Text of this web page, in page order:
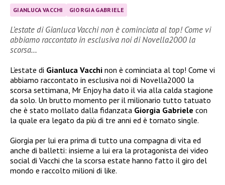
GIANLUCA VACCHI GIORGIA GABRIELE
L’estate di Gianluca Vacchi non è cominciata al top! Come vi
abbiamo raccontato in esclusiva noi di Novella2000 la
scorsa…
L’estate di Gianluca Vacchi non è cominciata al top! Come vi
abbiamo raccontato in esclusiva noi di Novella2000 la
scorsa settimana, Mr Enjoy ha dato il via alla calda stagione
da solo. Un brutto momento per il milionario tutto tatuato
che è stato mollato dalla fidanzata Giorgia Gabriele con
la quale era legato da più di tre anni ed è tornato single.
Giorgia per lui era prima di tutto una compagna di vita ed
anche di balletti: insieme a lui era la protagonista dei video
social di Vacchi che la scorsa estate hanno fatto il giro del
mondo e raccolto milioni di like.